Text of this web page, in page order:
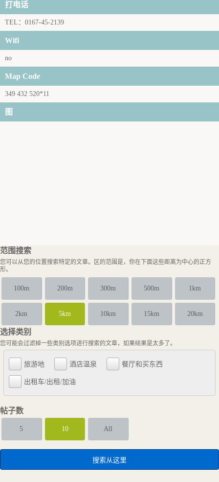
打电话
TEL：0167-45-2139
Wifi
no
Map Code
349 432 520*11
图
范围搜索
您可以从您的位置搜索特定的文章。区的范围是，你在下面这些距离为中心的正方
形。
100m 200m 300m 500m 1km
2km 5km 10km 15km 20km
选择类别
您可能会过滤掉一些类别选项进行搜索的文章，如果结果是太多了。
旅游地 酒店温泉 餐厅和买东西
出租车/出租/加油
帖子数
5 10 All